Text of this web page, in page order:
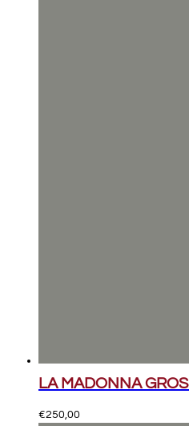
LA MADONNA GROSS
€250,00